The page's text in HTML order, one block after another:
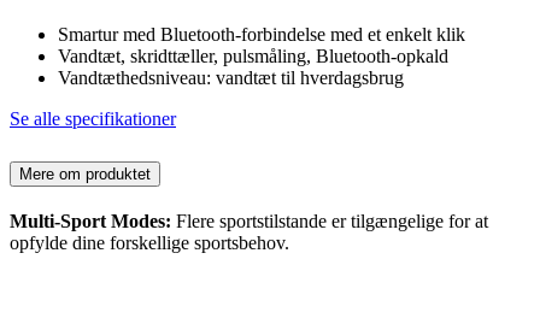
Smartur med Bluetooth-forbindelse med et enkelt klik
Vandtæt, skridttæller, pulsmåling, Bluetooth-opkald
Vandtæthedsniveau: vandtæt til hverdagsbrug
Se alle specifikationer
Mere om produktet
Multi-Sport Modes: Flere sportstilstande er tilgængelige for at
opfylde dine forskellige sportsbehov.